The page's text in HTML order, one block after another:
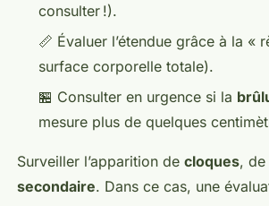
consulter !).
📏 Évaluer l’étendue grâce à la
surface corporelle totale).
🏪 Consulter en urgence si la
mesure plus de quelques
Surveiller l’apparition de cloques, de
secondaire. Dans ce cas, une